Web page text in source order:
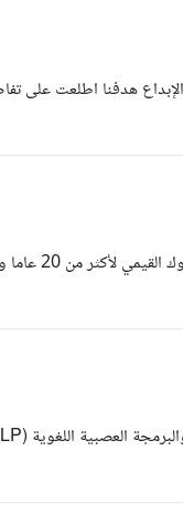
هدفنا اطلعت على
أنا معلم